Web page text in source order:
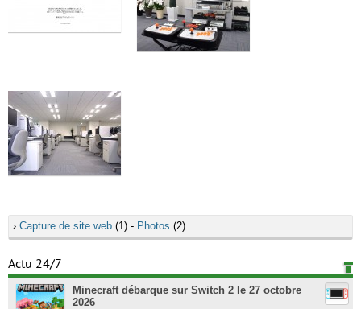
› Capture de site web (1) - Photos (2)
Actu 24/7
Minecraft débarque sur Switch 2 le 27 octobre
2026